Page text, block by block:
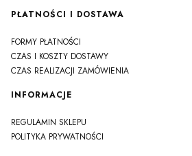
PŁATNOŚCI I DOSTAWA
FORMY PŁATNOŚCI
CZAS I KOSZTY DOSTAWY
CZAS REALIZACJI ZAMÓWIENIA
INFORMACJE
REGULAMIN SKLEPU
POLITYKA PRYWATNOŚCI